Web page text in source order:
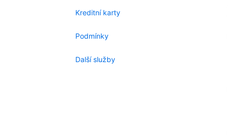
Kreditní karty
Podmínky
Další služby